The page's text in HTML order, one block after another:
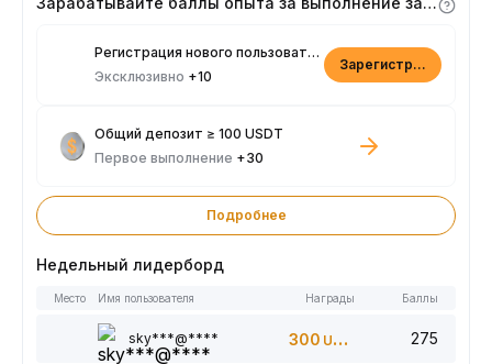
Регистрация нового пользователя
Эксклюзивно +10
Зарегистрироваться
Общий депозит ≥ 100 USDT
Первое выполнение +30
Подробнее
Недельный лидерборд
Место Имя пользователя Награды Баллы
sky***@**** 300 USDT 275